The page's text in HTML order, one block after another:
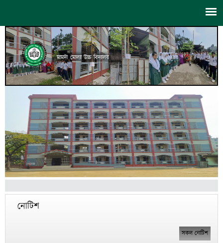
মামদী মোল্যা উচ্চ বিদ্যালয়
নোটিশ
সকল নোটিশ